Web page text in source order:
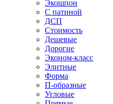
Экошпон
С патиной
ДСП
Стоимость
Дешевые
Дорогие
Эконом-класс
Элитные
Форма
П-образные
Угловые